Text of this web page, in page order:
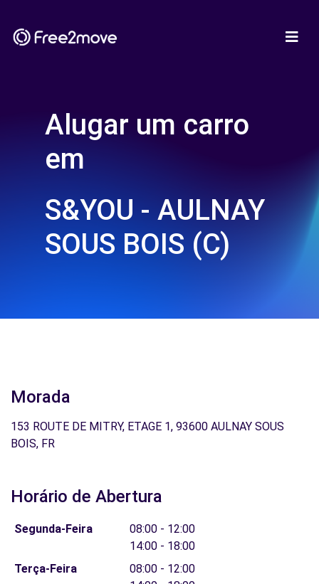
Alugar um carro
em
S&YOU - AULNAY
SOUS BOIS (C)
Morada
153 ROUTE DE MITRY, ETAGE 1, 93600 AULNAY SOUS
BOIS, FR
Horário de Abertura
Segunda-Feira
08:00 - 12:00
14:00 - 18:00
Terça-Feira
08:00 - 12:00